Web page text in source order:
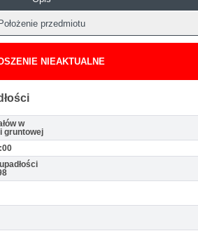
Położenie przedmiotu
NIEAKTUALNE
w
gruntowej